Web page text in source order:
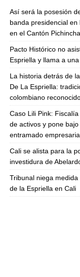
Así será la posesión
banda presidencial
en el Cantón Pichincha
Pacto Histórico no
Espriella y llama a
La historia detrás de
De La Espriella:
colombiano
Caso Lili Pink:
de activos y pone
entramado
Cali se alista para la
investidura de
Tribunal niega
de la Espriella en Cali